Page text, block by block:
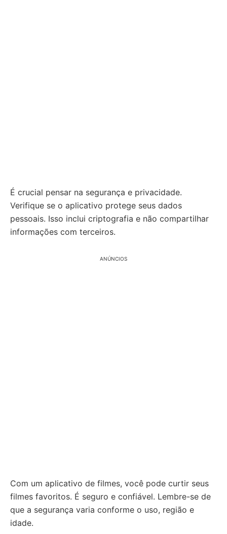
É crucial pensar na segurança e privacidade.
Verifique se o aplicativo protege seus dados
pessoais. Isso inclui criptografia e não compartilhar
informações com terceiros.
ANÚNCIOS
Com um aplicativo de filmes, você pode curtir seus
filmes favoritos. É seguro e confiável. Lembre-se de
que a segurança varia conforme o uso, região e
idade.